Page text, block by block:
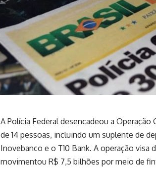
A Polícia Federal desencadeou a
de 14 pessoas, incluindo um suplente de
Inovebanco e o T10 Bank. A operação
movimentou R$ 7,5 bilhões por meio de